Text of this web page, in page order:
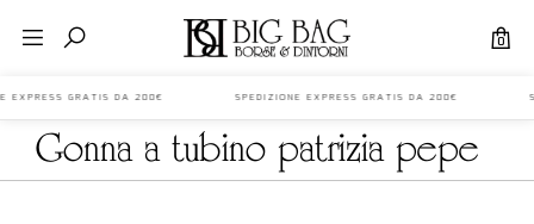
0
EXPRESS GRATIS DA 200€ SPEDIZIONE EXPRESS GRATIS DA 200€
gonna a tubino patrizia pepe